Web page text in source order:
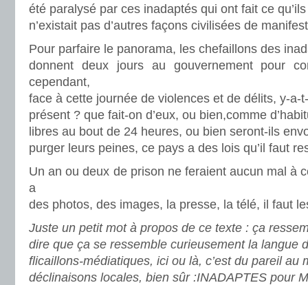
été paralysé par ces inadaptés qui ont fait ce
n’existait pas d’autres façons civilisées de
Pour parfaire le panorama, les chefaillons des
donnent deux jours au gouvernement pour
cependant,
face à cette journée de violences et de délits, y-a-
présent ? que fait-on d’eux, ou bien,comme
libres au bout de 24 heures, ou bien seront-ils
purger leurs peines, ce pays a des lois qu’il faut
Un an ou deux de prison ne feraient aucun mal à
a
des photos, des images, la presse, la télé, il faut
Juste un petit mot à propos de ce texte : ça
dire que ça se ressemble curieusement la langue
flicaillons-médiatiques, ici ou là, c’est du pareil au
déclinaisons locales, bien sûr :INADAPTES pour